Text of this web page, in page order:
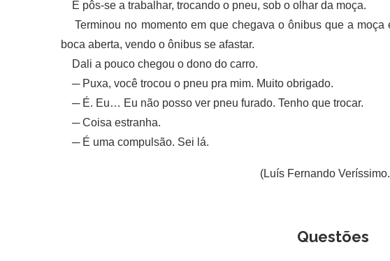
E pôs-se a trabalhar, trocando o pneu, sob o olhar da moça.
Terminou no momento em que chegava o ônibus que a moça
boca aberta, vendo o ônibus se afastar.
Dali a pouco chegou o dono do carro.
─ Puxa, você trocou o pneu pra mim. Muito obrigado.
─ É. Eu… Eu não posso ver pneu furado. Tenho que trocar.
─ Coisa estranha.
─ É uma compulsão. Sei lá.
(Luís Fernando
Questões